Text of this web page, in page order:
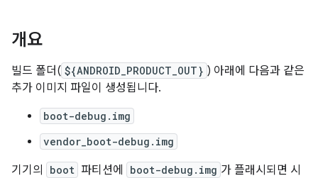
개요
빌드 폴더( ${ANDROID_PRODUCT_OUT} ) 아래에 다음과 같은
추가 이미지 파일이 생성됩니다.
boot-debug.img
vendor_boot-debug.img
기기의 boot 파티션에 boot-debug.img 가 플래시되면 시